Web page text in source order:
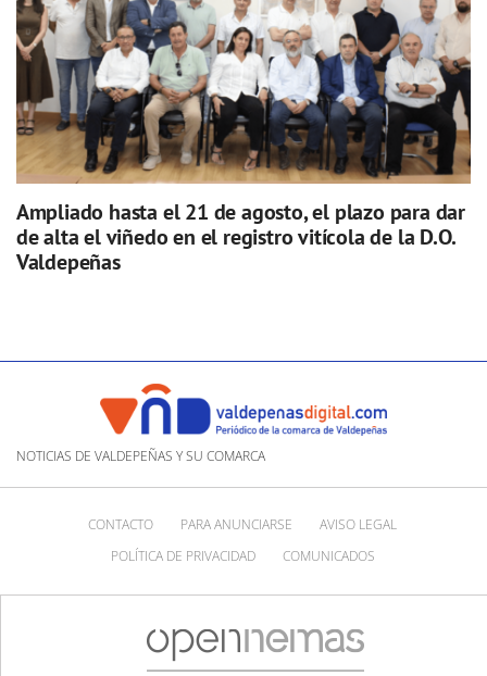
Ampliado hasta el 21 de agosto, el plazo para dar
de alta el viñedo en el registro vitícola de la D.O.
Valdepeñas
NOTICIAS DE VALDEPEÑAS Y SU COMARCA
CONTACTO PARA ANUNCIARSE
AVISO LEGAL
POLÍTICA DE PRIVACIDAD
COMUNICADOS